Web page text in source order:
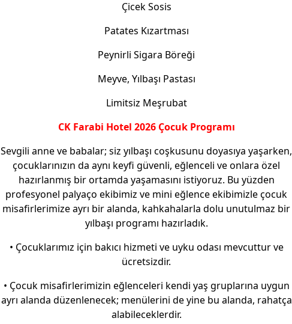
Çicek Sosis
Patates Kızartması
Peynirli Sigara Böreği
Meyve, Yılbaşı Pastası
Limitsiz Meşrubat
CK Farabi Hotel 2026 Çocuk Programı
Sevgili anne ve babalar; siz yılbaşı coşkusunu doyasıya yaşarken,
çocuklarınızın da aynı keyfi güvenli, eğlenceli ve onlara özel
hazırlanmış bir ortamda yaşamasını istiyoruz. Bu yüzden
profesyonel palyaço ekibimiz ve mini eğlence ekibimizle çocuk
misafirlerimize ayrı bir alanda, kahkahalarla dolu unutulmaz bir
yılbaşı programı hazırladık.
• Çocuklarımız için bakıcı hizmeti ve uyku odası mevcuttur ve
ücretsizdir.
• Çocuk misafirlerimizin eğlenceleri kendi yaş gruplarına uygun
ayrı alanda düzenlenecek; menülerini de yine bu alanda, rahatça
alabileceklerdir.